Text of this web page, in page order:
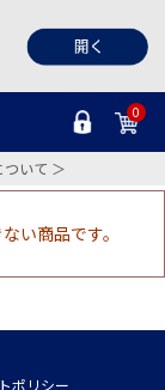
0
いて ＞
い商品です。
ポリシー